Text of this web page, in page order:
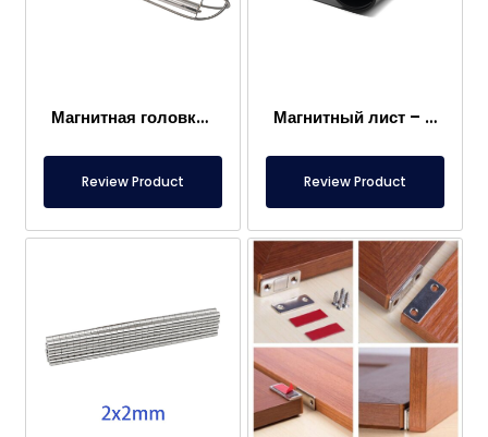
Магнитная головка мешочного фильтра
Review Product
Магнитный лист – Для пола – Безопасный для пищевых продуктов
Review Product